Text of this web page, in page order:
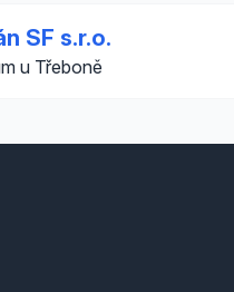
SF s.r.o.
u Třeboně